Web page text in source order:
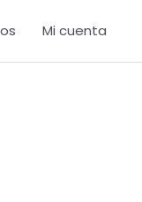
Mi cuenta